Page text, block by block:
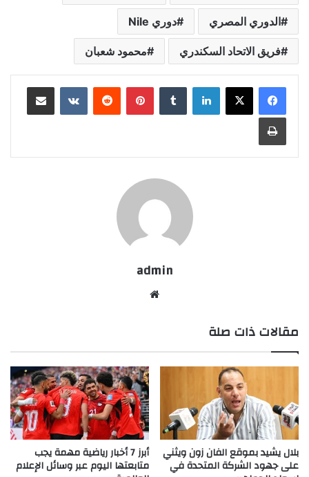
الدوري المصري دوري Nile
فريق الاتحاد السكندري محمود شعبان
لينكدإن بينتيريست مشاركة عبر البريد
طباعة
admin
مقالات ذات صلة
بلال يشيد بموقع الفان زون ويثني
على جهود الشركة المتحدة في
أبرز 7 أخبار رياضية مهمة يجب
متابعتها اليوم عبر وسائل الإعلام